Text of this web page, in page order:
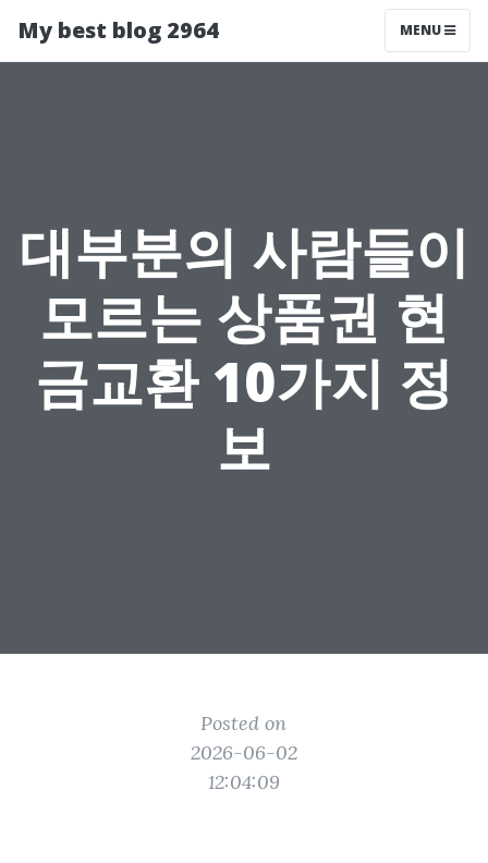
My best blog 2964 MENU
대부분의 사람들이
모르는 상품권 현
금교환 10가지 정
보
Posted on
2026-06-02
12:04:09